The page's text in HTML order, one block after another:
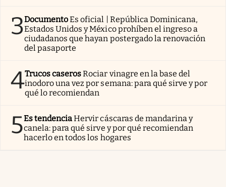
3DocumentoEs oficial | República Dominicana,
Estados Unidos y México prohíben el ingreso a
ciudadanos que hayan postergado la renovación
del pasaporte
4Trucos caserosRociar vinagre en la base del
inodoro una vez por semana: para qué sirve y por
qué lo recomiendan
5Es tendenciaHervir cáscaras de mandarina y
canela: para qué sirve y por qué recomiendan
hacerlo en todos los hogares